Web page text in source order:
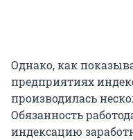
Однако, как
предприятиях
производилась
Обязанность
индексацию